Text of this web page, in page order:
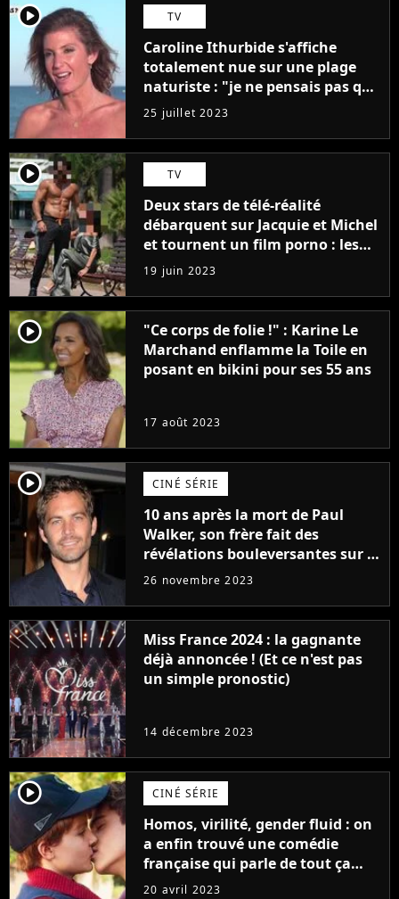
player2 TV
Caroline Ithurbide s'affiche
totalement nue sur une plage
naturiste : "je ne pensais pas que
j'arriverais à le faire..."
25 juillet 2023
player2 TV
Deux stars de télé-réalité
débarquent sur Jacquie et Michel
et tournent un film porno : les
premières images du tournage
(exclu)
19 juin 2023
player2
"Ce corps de folie !" : Karine Le
Marchand enflamme la Toile en
posant en bikini pour ses 55 ans
17 août 2023
player2 CINÉ SÉRIE
10 ans après la mort de Paul
Walker, son frère fait des
révélations bouleversantes sur la
réaction des acteurs de Fast and
26 novembre 2023
Miss France 2024 : la gagnante
déjà annoncée ! (Et ce n'est pas
un simple pronostic)
14 décembre 2023
player2 CINÉ SÉRIE
Homos, virilité, gender fluid : on
a enfin trouvé une comédie
française qui parle de tout ça
sans être super ringarde
20 avril 2023